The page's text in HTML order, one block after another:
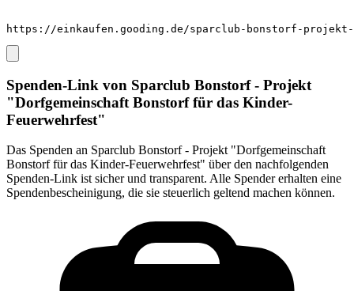
https://einkaufen.gooding.de/sparclub-bonstorf-
Spenden-Link von Sparclub Bonstorf - Projekt
"Dorfgemeinschaft Bonstorf für das Kinder-
Feuerwehrfest"
Das Spenden an Sparclub Bonstorf - Projekt "Dorfgemeinschaft
Bonstorf für das Kinder-Feuerwehrfest" über den nachfolgenden
Spenden-Link ist sicher und transparent. Alle Spender erhalten eine
Spendenbescheinigung, die sie steuerlich geltend machen können.